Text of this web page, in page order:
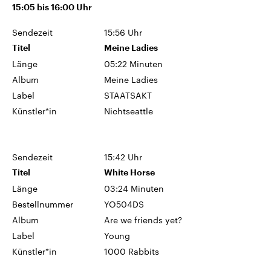
15:05 bis 16:00 Uhr
Sendezeit 15:56 Uhr
Titel Meine Ladies
Länge
05:22 Minuten
Album
Meine Ladies
Label
STAATSAKT
Künstler*in
Nichtseattle
Sendezeit 15:42 Uhr
Titel White Horse
Länge
03:24 Minuten
Bestellnummer
YO504DS
Album
Are we friends yet?
Label
Young
Künstler*in
1000 Rabbits